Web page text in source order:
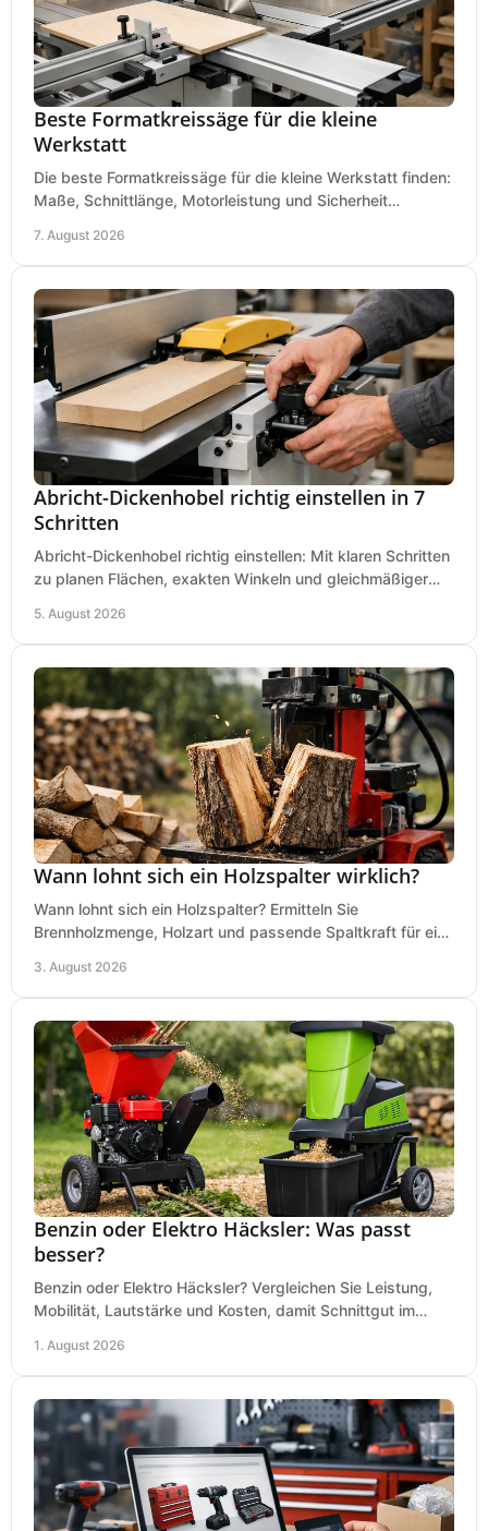
Beste Formatkreissäge für die kleine
Werkstatt
Die beste Formatkreissäge für die kleine Werkstatt finden:
Maße, Schnittlänge, Motorleistung und Sicherheit
7. August 2026
Abricht-Dickenhobel richtig einstellen in 7
Schritten
Abricht-Dickenhobel richtig einstellen: Mit klaren Schritten
zu planen Flächen, exakten Winkeln und gleichmäßiger
5. August 2026
Wann lohnt sich ein Holzspalter wirklich?
Wann lohnt sich ein Holzspalter? Ermitteln Sie
Brennholzmenge, Holzart und passende Spaltkraft für eine
3. August 2026
Benzin oder Elektro Häcksler: Was passt
besser?
Benzin oder Elektro Häcksler? Vergleichen Sie Leistung,
Mobilität, Lautstärke und Kosten, damit Schnittgut im
1. August 2026